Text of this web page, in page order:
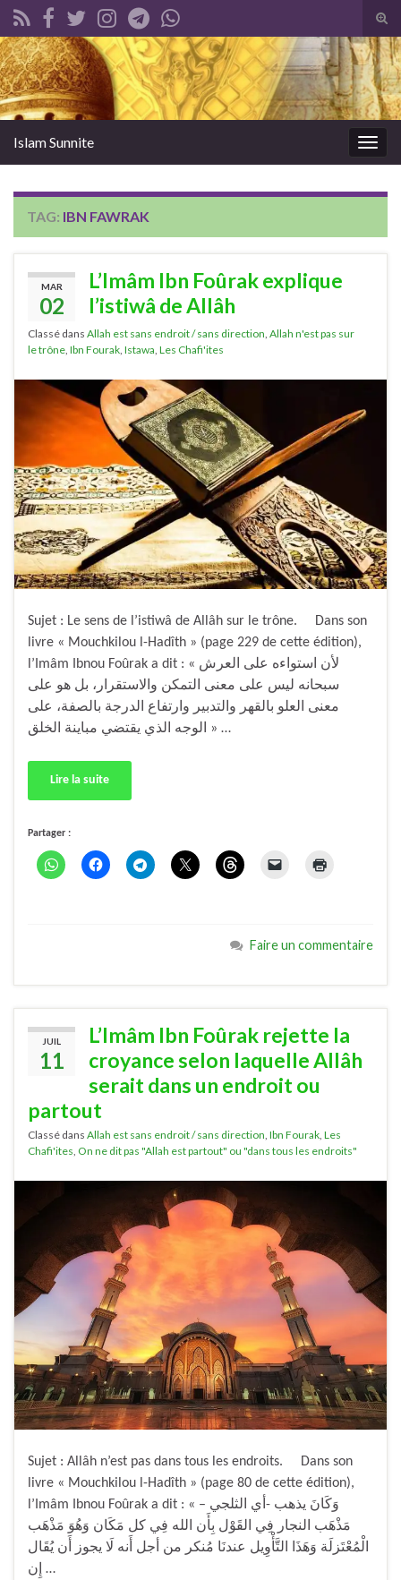
Search for:
Islam Sunnite
TAG: IBN FAWRAK
MAR
02
L’Imâm Ibn Foûrak explique
l’istiwâ de Allâh
Classé dans Allah est sans endroit / sans direction Allah n'est pas sur
le trône Ibn Fourak Istawa Les Chafi'ites
Sujet : Le sens de l’istiwâ de Allâh sur le trône. Dans son
livre « Mouchkilou l-Hadîth » (page 229 de cette édition),
l’Imâm Ibnou Foûrak a dit : « لأن استواءه على العرش
سبحانه ليس على معنى التمكن والاستقرار، بل هو على
معنى العلو بالقهر والتدبير وارتفاع الدرجة بالصفة، على
الوجه الذي يقتضي مباينة الخلق » …
Lire la suite
Partager :
Faire un commentaire
JUIL
11
L’Imâm Ibn Foûrak rejette la
croyance selon laquelle Allâh
serait dans un endroit ou
partout
Classé dans Allah est sans endroit / sans direction, Ibn Fourak, Les
Chafi'ites, On ne dit pas "Allah est partout" ou "dans tous les endroits"
Sujet : Allâh n’est pas dans tous les endroits. Dans son
livre « Mouchkilou l-Hadîth » (page 80 de cette édition),
l’Imâm Ibnou Foûrak a dit : « وَكَانَ يذهب -أي الثلجي –
مَذْهَب النجار فِي القَوْل بِأَن الله فِي كل مَكَان وَهُوَ مَذْهَب
الْمُعْتَزلَة وَهَذَا التَّأْوِيل عندنَا مُنكر من أجل أَنه لَا يجوز أَن يُقَال
إِن …